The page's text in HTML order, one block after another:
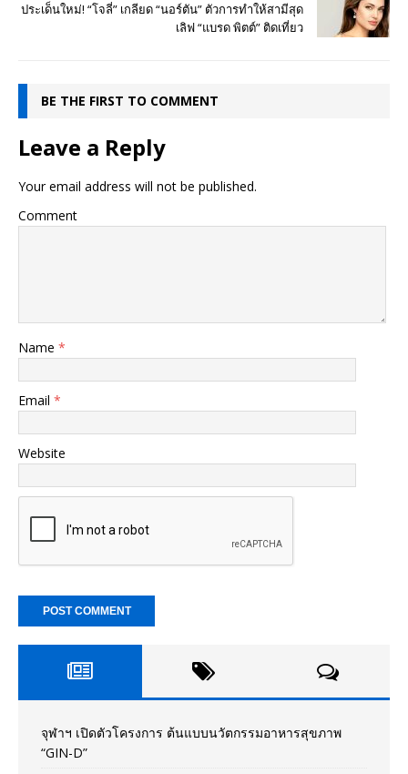
ประเด็นใหม่! “โจลี่” เกลียด “นอร์ตัน” ตัวการทำให้สามีสุด
เลิฟ “แบรด พิตต์” ติดเที่ยว
BE THE FIRST TO COMMENT
Leave a Reply
Your email address will not be published.
Comment
Name *
Email *
Website
จุฬาฯ เปิดตัวโครงการ ต้นแบบนวัตกรรมอาหารสุขภาพ
“GIN-D”